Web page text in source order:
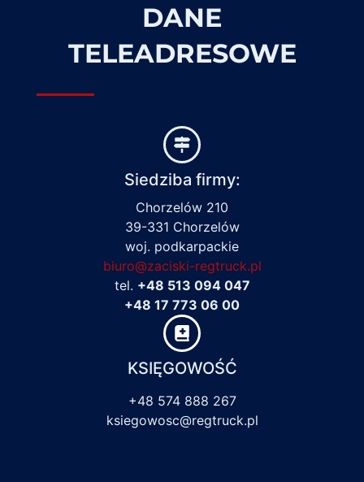
DANE
TELEADRESOWE
Siedziba firmy:
Chorzelów 210
39-331 Chorzelów
woj. podkarpackie
biuro@zaciski-regtruck.pl
tel. +48 513 094 047
+48 17 773 06 00
KSIĘGOWOŚĆ
+48 574 888 267
ksiegowosc@regtruck.pl